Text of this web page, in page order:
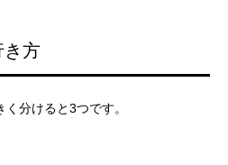
き方
分けると3つです。